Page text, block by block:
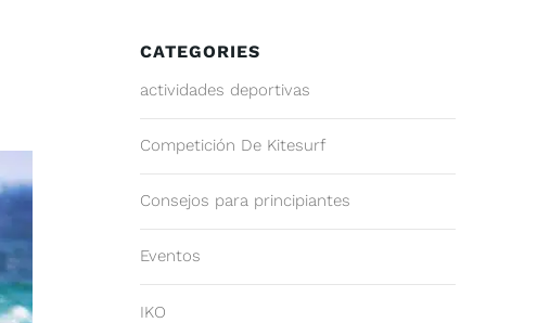
CATEGORIES
actividades deportivas
Competición De Kitesurf
Consejos para principiantes
Eventos
IKO